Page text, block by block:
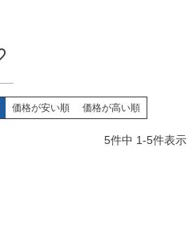
価格が安い順 価格が高い順
5件中 1-5件表示